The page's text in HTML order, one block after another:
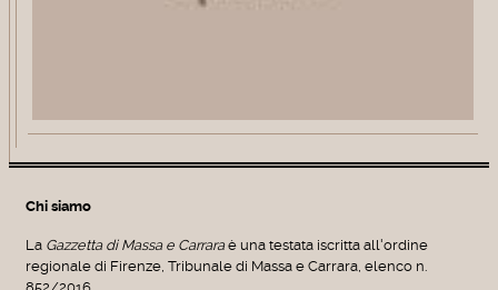
Chi siamo
La Gazzetta di Massa e Carraraè una testata iscritta all'ordine
regionale di Firenze, Tribunale di Massa e Carrara, elenco n.